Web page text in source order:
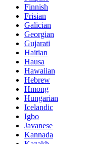
Finnish
Frisian
Galician
Georgian
Gujarati
Haitian
Hausa
Hawaiian
Hebrew
Hmong
Hungarian
Icelandic
Igbo
Javanese
Kannada